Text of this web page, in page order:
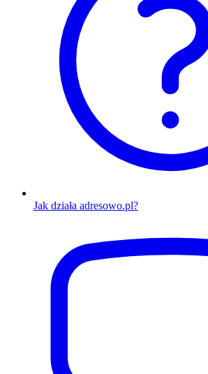
Jak działa adresowo.pl?